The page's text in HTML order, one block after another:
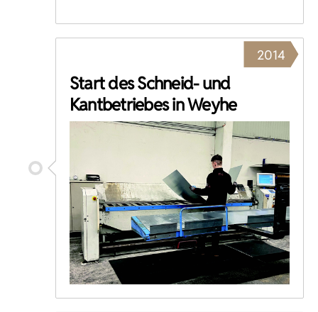
2014
Start des Schneid- und
Kantbetriebes in Weyhe